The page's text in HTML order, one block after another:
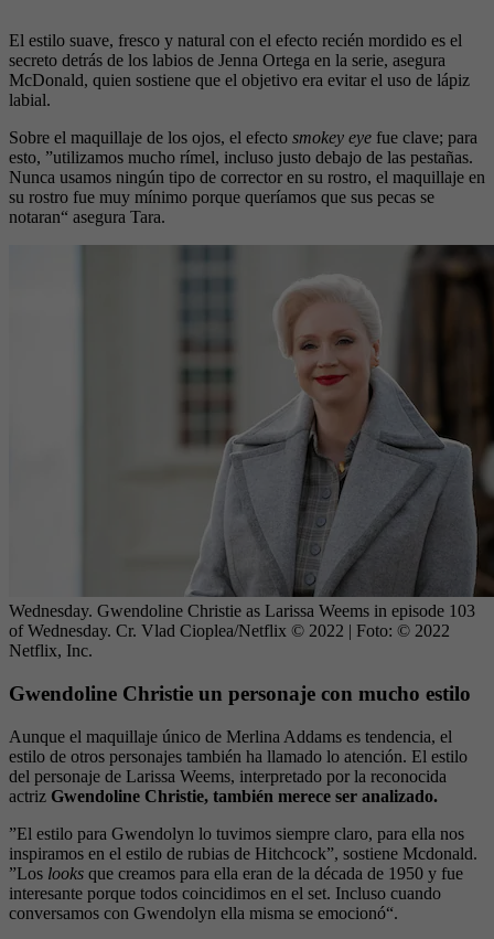
El estilo suave, fresco y natural con el efecto recién mordido es el
secreto detrás de los labios de Jenna Ortega en la serie, asegura
McDonald, quien sostiene que el objetivo era evitar el uso de lápiz
labial.
Sobre el maquillaje de los ojos, el efecto smokey eye fue clave; para
esto, ”utilizamos mucho rímel, incluso justo debajo de las pestañas.
Nunca usamos ningún tipo de corrector en su rostro, el maquillaje en
su rostro fue muy mínimo porque queríamos que sus pecas se
notaran“ asegura Tara.
Wednesday. Gwendoline Christie as Larissa Weems in episode 103
of Wednesday. Cr. Vlad Cioplea/Netflix © 2022 | Foto: © 2022
Netflix, Inc.
Gwendoline Christie un personaje con mucho estilo
Aunque el maquillaje único de Merlina Addams es tendencia, el
estilo de otros personajes también ha llamado lo atención. El estilo
del personaje de Larissa Weems, interpretado por la reconocida
actriz Gwendoline Christie, también merece ser analizado.
”El estilo para Gwendolyn lo tuvimos siempre claro, para ella nos
inspiramos en el estilo de rubias de Hitchcock”, sostiene Mcdonald.
”Los looks que creamos para ella eran de la década de 1950 y fue
interesante porque todos coincidimos en el set. Incluso cuando
conversamos con Gwendolyn ella misma se emocionó“.